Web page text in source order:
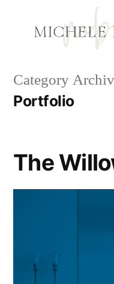
Category
Portfolio
The